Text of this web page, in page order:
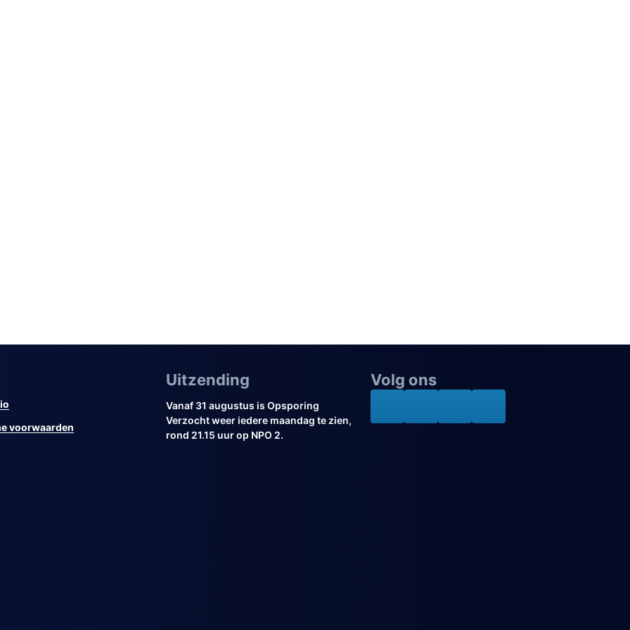
voorwaarden
Uitzending
Vanaf 31 augustus is Opsporing
Verzocht weer iedere maandag te zien,
rond 21.15 uur op NPO 2.
Volg ons